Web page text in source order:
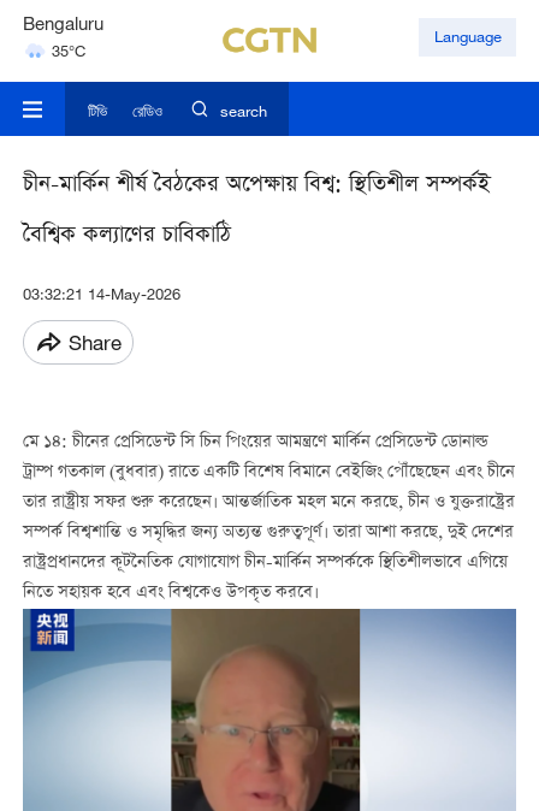
Bengaluru
35°C
Hyderabad
Language
টিভি রেডিও search
চীন-মার্কিন শীর্ষ বৈঠকের অপেক্ষায় বিশ্ব: স্থিতিশীল সম্পর্কই
বৈশ্বিক কল্যাণের চাবিকাঠি
03:32:21 14-May-2026
Share
মে ১৪: চীনের প্রেসিডেন্ট সি চিন পিংয়ের আমন্ত্রণে মার্কিন প্রেসিডেন্ট ডোনাল্ড
ট্রাম্প গতকাল (বুধবার) রাতে একটি বিশেষ বিমানে বেইজিং পৌঁছেছেন এবং চীনে
তার রাষ্ট্রীয় সফর শুরু করেছেন। আন্তর্জাতিক মহল মনে করছে, চীন ও যুক্তরাষ্ট্রের
সম্পর্ক বিশ্বশান্তি ও সমৃদ্ধির জন্য অত্যন্ত গুরুত্বপূর্ণ। তারা আশা করছে, দুই দেশের
রাষ্ট্রপ্রধানদের কূটনৈতিক যোগাযোগ চীন-মার্কিন সম্পর্ককে স্থিতিশীলভাবে এগিয়ে
নিতে সহায়ক হবে এবং বিশ্বকেও উপকৃত করবে।